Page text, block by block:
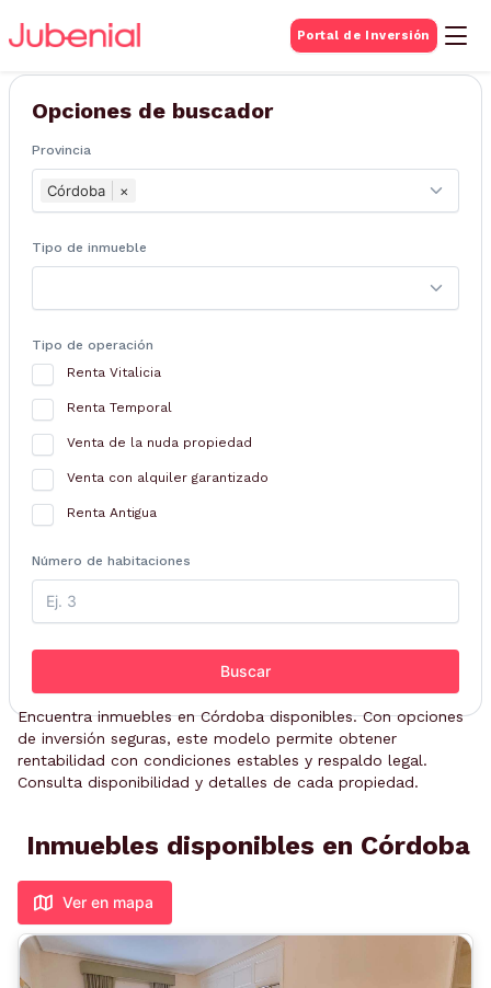
Portal de Inversión
BUSQUEDA DE
Inmuebles
Opciones de buscador
Provincia
Córdoba ×
Tipo de inmueble
Tipo de operación
Renta Vitalicia
Renta Temporal
Venta de la nuda propiedad
Venta con alquiler garantizado
Renta Antigua
Número de habitaciones
Buscar
Encuentra inmuebles en Córdoba disponibles. Con opciones
de inversión seguras, este modelo permite obtener
rentabilidad con condiciones estables y respaldo legal.
Consulta disponibilidad y detalles de cada propiedad.
Inmuebles disponibles en Córdoba
Ver en mapa